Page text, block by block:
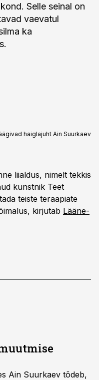
Selle seinal on
vaevatul
ka
haiglajuht Ain Suurkaev
liialdus, nimelt tekkis
kunstnik Teet
teiste teraapiate
kirjutab Lääne-
Ain Suurkaev tõdeb,